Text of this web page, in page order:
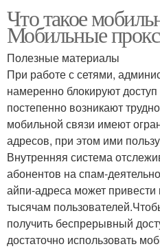
Что такое
Мобильные
Полезные материалы
При работе с сетями,
намеренно блокируют
постепенно возникают
мобильной связи имеют
адресов, при этом ими
Внутренняя система
абонентов на спам-
айпи-адреса может привести
тысячам
получить беспрерывный
достаточно использовать